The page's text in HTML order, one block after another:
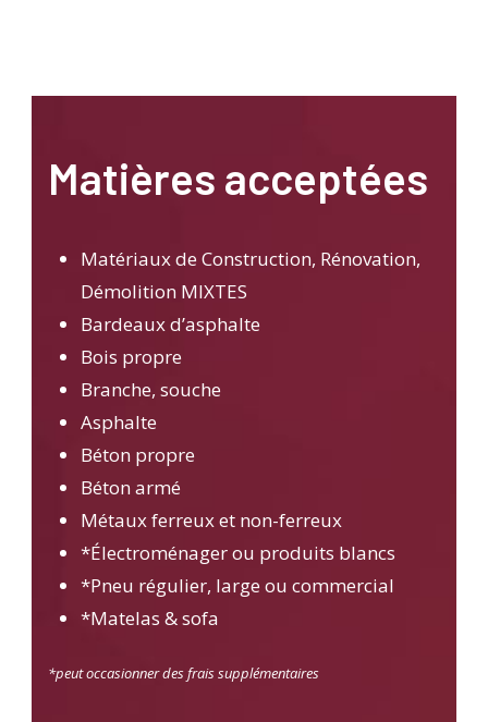
Matières acceptées
Matériaux de Construction, Rénovation,
Démolition MIXTES
Bardeaux d’asphalte
Bois propre
Branche, souche
Asphalte
Béton propre
Béton armé
Métaux ferreux et non-ferreux
*Électroménager ou produits blancs
*Pneu régulier, large ou commercial
*Matelas & sofa
*peut occasionner des frais supplémentaires